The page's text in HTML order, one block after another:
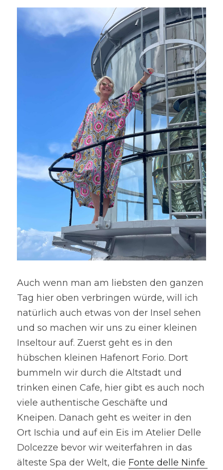
Auch wenn man am liebsten den ganzen
Tag hier oben verbringen würde, will ich
natürlich auch etwas von der Insel sehen
und so machen wir uns zu einer kleinen
Inseltour auf. Zuerst geht es in den
hübschen kleinen Hafenort Forio. Dort
bummeln wir durch die Altstadt und
trinken einen Cafe, hier gibt es auch noch
viele authentische Geschäfte und
Kneipen. Danach geht es weiter in den
Ort Ischia und auf ein Eis im Atelier Delle
Dolcezze bevor wir weiterfahren in das
älteste Spa der Welt, die Fonte delle Ninfe